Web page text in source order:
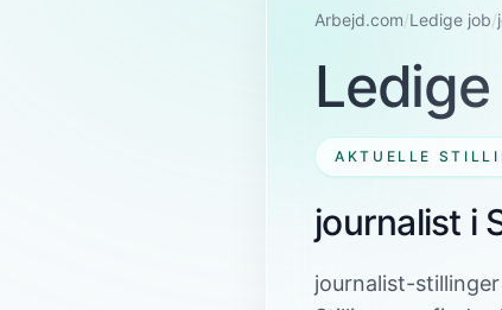
Arbejd.com/Ledige job/
AKTUELLE
journalist i
journalist-